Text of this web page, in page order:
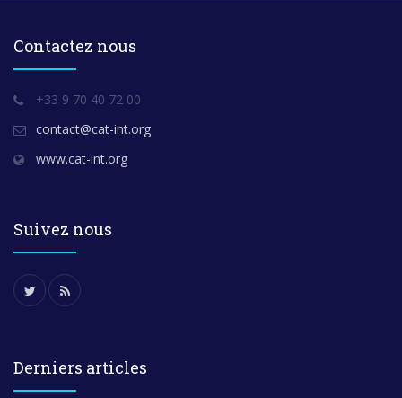
Contactez nous
+33 9 70 40 72 00
contact@cat-int.org
www.cat-int.org
Suivez nous
Derniers articles